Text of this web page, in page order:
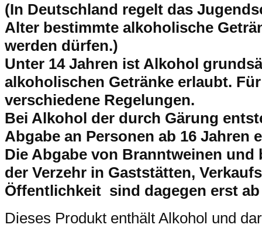
(In Deutschland regelt das
Alter bestimmte alkoholische
werden dürfen.)
Unter 14 Jahren ist Alkohol
alkoholischen Getränke erlaubt.
verschiedene Regelungen.
Bei Alkohol der durch Gärung
Abgabe an Personen ab 16 Jahren
Die Abgabe von Branntweinen
der Verzehr in Gaststätten,
Öffentlichkeit sind dagegen erst
Dieses Produkt enthält Alkohol und